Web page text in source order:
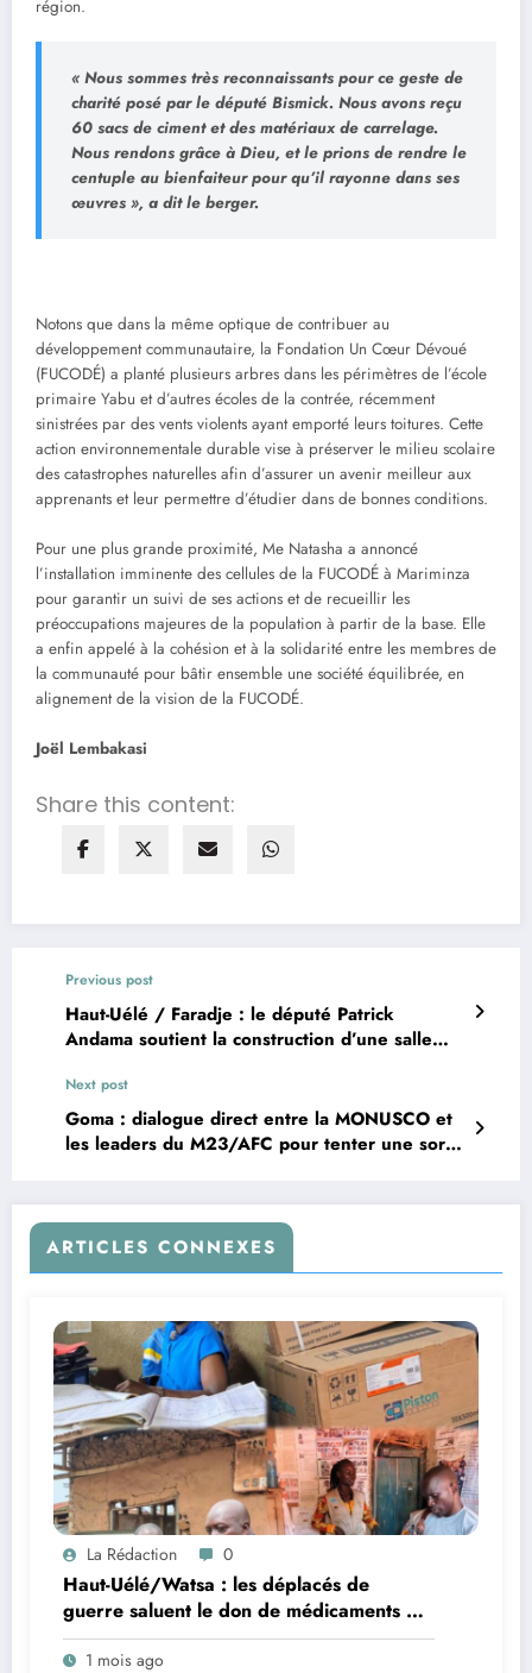
région.
« Nous sommes très reconnaissants pour ce geste de
charité posé par le député Bismick. Nous avons reçu
60 sacs de ciment et des matériaux de carrelage.
Nous rendons grâce à Dieu, et le prions de rendre le
centuple au bienfaiteur pour qu’il rayonne dans ses
œuvres », a dit le berger.
Notons que dans la même optique de contribuer au
développement communautaire, la Fondation Un Cœur Dévoué
(FUCODÉ) a planté plusieurs arbres dans les périmètres de l’école
primaire Yabu et d’autres écoles de la contrée, récemment
sinistrées par des vents violents ayant emporté leurs toitures. Cette
action environnementale durable vise à préserver le milieu scolaire
des catastrophes naturelles afin d’assurer un avenir meilleur aux
apprenants et leur permettre d’étudier dans de bonnes conditions.
Pour une plus grande proximité, Me Natasha a annoncé
l’installation imminente des cellules de la FUCODÉ à Mariminza
pour garantir un suivi de ses actions et de recueillir les
préoccupations majeures de la population à partir de la base. Elle
a enfin appelé à la cohésion et à la solidarité entre les membres de
la communauté pour bâtir ensemble une société équilibrée, en
alignement de la vision de la FUCODÉ.
Joël Lembakasi
Share this content:
Previous post
Haut-Uélé / Faradje : le député Patrick
Andama soutient la construction d’une salle
Next post
Goma : dialogue direct entre la MONUSCO et
les leaders du M23/AFC pour tenter une sortie
ARTICLES CONNEXES
La Rédaction 0
Haut-Uélé/Watsa : les déplacés de
guerre saluent le don de médicaments de
la Fondation Dr Joseph Atanzi
1 mois ago